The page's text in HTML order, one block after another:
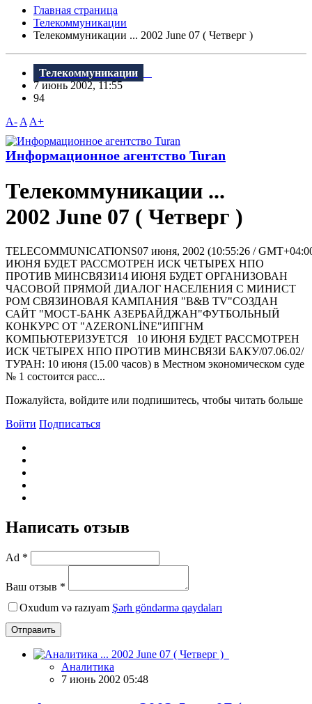
Главная страница
Телекоммуникации
Телекоммуникации ... 2002 June 07 ( Четверг )
Телекоммуникации
7 июнь 2002, 11:55
94
A- A A+
Информационное агентство Turan
Телекоммуникации ...
2002 June 07 ( Четверг )
TELECOMMUNICATIONS07 июня, 2002 (10:55:26 /
ИЮНЯ БУДЕТ РАССМОТРЕН ИСК ЧЕТЫРЕХ НПО
ПРОТИВ МИНСВЯЗИ14 ИЮНЯ БУДЕТ ОРГАНИЗОВАН
ЧАСОВОЙ ПРЯМОЙ ДИАЛОГ НАСЕЛЕНИЯ С МИНИСТ
РОМ СВЯЗИНОВАЯ КАМПАНИЯ "B&B TV"СОЗДАН
САЙТ "МОСТ-БАНК АЗЕРБАЙДЖАН"ФУТБОЛЬНЫЙ
КОНКУРС ОТ "AZERONLİNE"ИПГНМ
КОМПЬЮТЕРИЗУЕТСЯ 10 ИЮНЯ БУДЕТ РАССМОТРЕН
ИСК ЧЕТЫРЕХ НПО ПРОТИВ МИНСВЯЗИ БАКУ/07.06.02/
ТУРАН: 10 июня (15.00 часов) в Местном экономическом суде
№ 1 состоится расс...
Пожалуйста, войдите или подпишитесь, чтобы читать больше
Войти Подписаться
Написать отзыв
Ad *
Ваш отзыв *
Oxudum və razıyam Şərh göndərmə qaydaları
Отправить
Аналитика
7 июнь 2002 05:48